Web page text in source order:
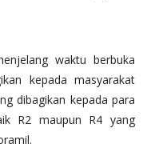
waktu berbuka
kepada masyarakat
dibagikan kepada para
R2 maupun R4 yang